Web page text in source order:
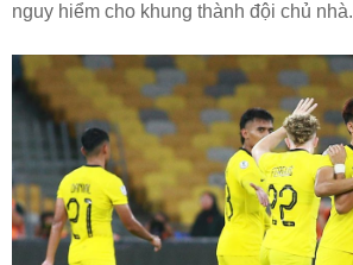
nguy hiểm cho khung thành đội chủ nhà.